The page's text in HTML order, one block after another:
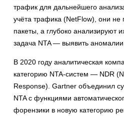
трафик для дальнейшего
учёта трафика (NetFlow), они не
пакеты, а глубоко анализируют
задача NTA — выявить
В 2020 году аналитическая
категорию NTA-систем — NDR
Response). Gartner объединил
NTA с функциями
форензики в новую категорию